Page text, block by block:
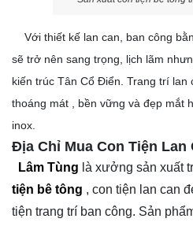
Với thiết kế lan can, ban công
sẽ trở nên sang trọng, lịch lãm
kiến trúc Tân Cổ Điển. Trang trí lan
thoáng mát , bền vững và đẹp mắt
inox.
Địa Chỉ Mua Con Tiện Lan
Lâm Tùng là xưởng sản xuất
tiện bê tông , con tiện lan can
tiện trang trí ban công. Sản